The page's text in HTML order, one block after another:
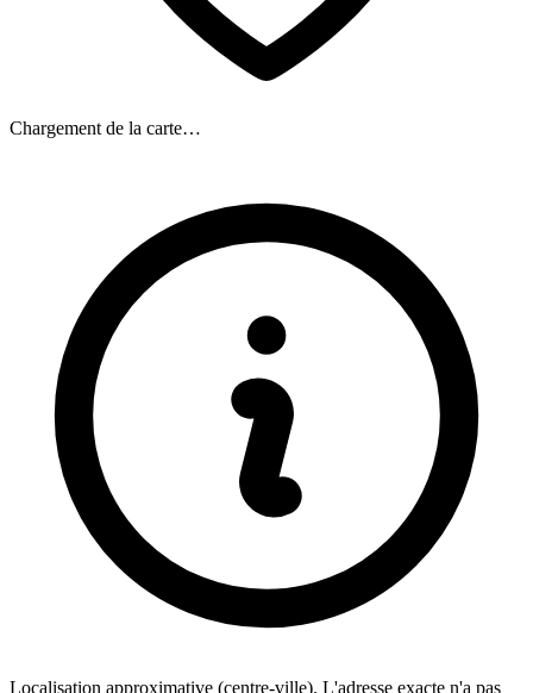
Chargement de la carte…
Localisation approximative (centre-ville). L'adresse exacte n'a pas